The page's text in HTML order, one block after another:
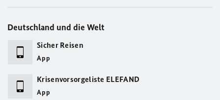
Deutschland und die Welt
Sicher Reisen
App
Krisenvorsorgeliste ELEFAND
App